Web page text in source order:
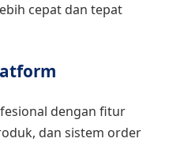
cepat dan tepat
dengan fitur
dan sistem order